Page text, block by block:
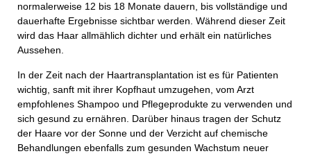
normalerweise 12 bis 18 Monate dauern, bis vollständige und
dauerhafte Ergebnisse sichtbar werden. Während dieser Zeit
wird das Haar allmählich dichter und erhält ein natürliches
Aussehen.
In der Zeit nach der Haartransplantation ist es für Patienten
wichtig, sanft mit ihrer Kopfhaut umzugehen, vom Arzt
empfohlenes Shampoo und Pflegeprodukte zu verwenden und
sich gesund zu ernähren. Darüber hinaus tragen der Schutz
der Haare vor der Sonne und der Verzicht auf chemische
Behandlungen ebenfalls zum gesunden Wachstum neuer